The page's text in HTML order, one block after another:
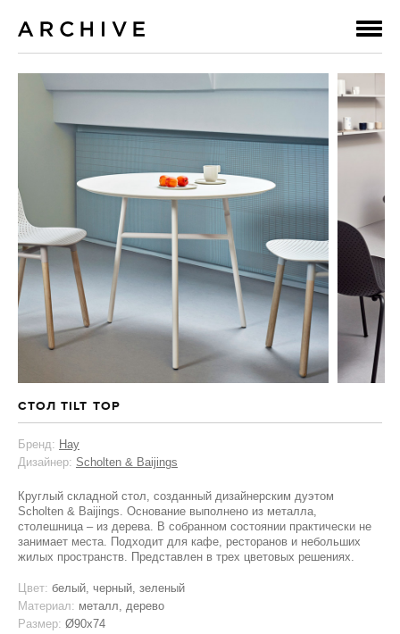
СТОЛ TILT TOP
Бренд: Hay
Дизайнер: Scholten & Baijings
Круглый складной стол, созданный дизайнерским дуэтом
Scholten & Baijings. Основание выполнено из металла,
столешница – из дерева. В собранном состоянии практически не
занимает места. Подходит для кафе, ресторанов и небольших
жилых пространств. Представлен в трех цветовых решениях.
Цвет: белый, черный, зеленый
Материал: металл, дерево
Размер: Ø90x74